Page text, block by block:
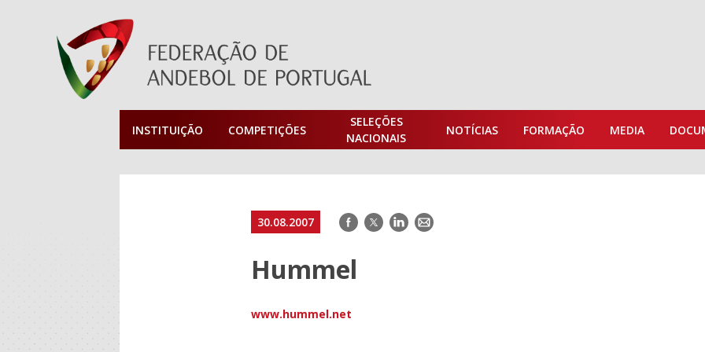
INSTITUIÇÃO COMPETIÇÕES
SELEÇÕES
NACIONAIS
NOTÍCIAS FORMAÇÃO MEDIA
30.08.2007 Facebook
TwitterLinkedIn
E-
Hummel
www.hummel.net